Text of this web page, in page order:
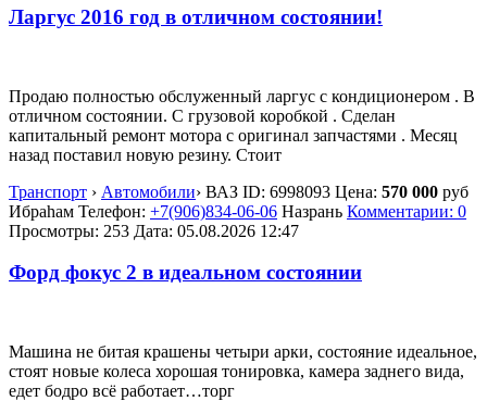
Ларгус 2016 год в отличном состоянии!
Продаю полностью обслуженный ларгус с кондиционером . В
отличном состоянии. С грузовой коробкой . Сделан
капитальный ремонт мотора с оригинал запчастями . Месяц
назад поставил новую резину. Стоит
Транспорт › Автомобили› ВАЗ ID: 6998093 Цена: 570 000 руб
Ибраhам Телефон: +7(906)834-06-06 Назрань Комментарии: 0
Просмотры: 253 Дата: 05.08.2026 12:47
Форд фокус 2 в идеальном состоянии
Машина не битая крашены четыри арки, состояние идеальное,
стоят новые колеса хорошая тонировка, камера заднего вида,
едет бодро всё работает…торг